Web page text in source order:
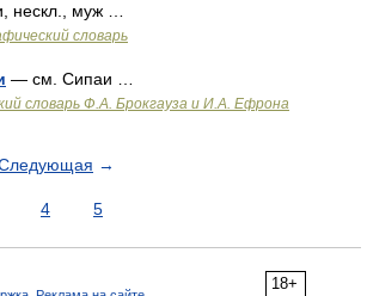
нескл., муж …
словарь
— см. Сипаи …
словарь Ф.А. Брокгауза и И.А. Ефрона
→
4 5
18+